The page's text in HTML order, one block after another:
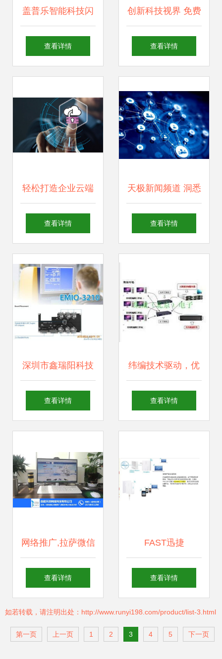
盖普乐智能科技闪
耀2019中国国际数
布引领前沿的智能
工厂解决方案
查看详情
创新科技视界 免费
获取专业级蓝色系
号15280698，千图
网PSD源文件）
查看详情
轻松打造企业云端
人脉网 蒙恬名片云
查看详情
天极新闻频道 洞悉
IT与互联网脉搏，
查看详情
深圳市鑫瑞阳科技
发展有限公司 主板
发全解析
查看详情
纬编技术驱动，优
质供应商引领纺织
查看详情
网络推广,拉萨微信
程序开发,天泽网络
查看详情
FAST迅捷
FW150RM 150M
携网络扩展专家
查看详情
如若转载，请注明出处：http://www.runyi198.com/product/list-3.html
第一页 上一页 1 2 3 4 5 下一页